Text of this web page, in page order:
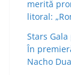
merită
litoral:
Stars
În
Nacho